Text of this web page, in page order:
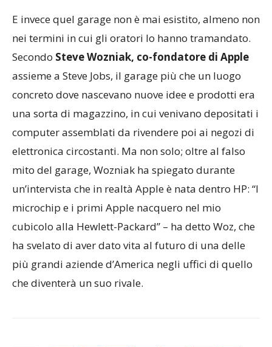
E invece quel garage non è mai esistito, almeno non
nei termini in cui gli oratori lo hanno tramandato.
Secondo Steve Wozniak, co-fondatore di Apple
assieme a Steve Jobs, il garage più che un luogo
concreto dove nascevano nuove idee e prodotti era
una sorta di magazzino, in cui venivano depositati i
computer assemblati da rivendere poi ai negozi di
elettronica circostanti. Ma non solo; oltre al falso
mito del garage, Wozniak ha spiegato durante
un’intervista che in realtà Apple è nata dentro HP: “I
microchip e i primi Apple nacquero nel mio
cubicolo alla Hewlett-Packard” – ha detto Woz, che
ha svelato di aver dato vita al futuro di una delle
più grandi aziende d’America negli uffici di quello
che diventerà un suo rivale.